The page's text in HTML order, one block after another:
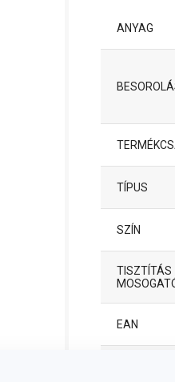
ANYAG
TÍPUS
SZÍN
TISZTÍTÁS
EAN